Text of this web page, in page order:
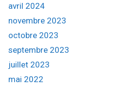
avril 2024
novembre 2023
octobre 2023
septembre 2023
juillet 2023
mai 2022